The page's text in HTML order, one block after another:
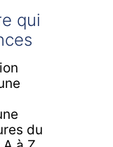
qui
du